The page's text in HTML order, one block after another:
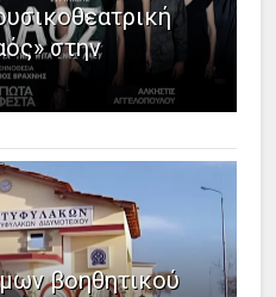
στην
βοηθητικού